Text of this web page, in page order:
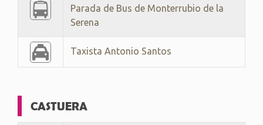
Parada de Bus de Monterrubio de la
Serena
Taxista Antonio Santos
CASTUERA